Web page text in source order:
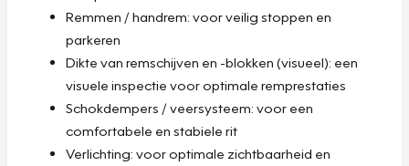
Remmen / handrem: voor veilig stoppen en
parkeren
Dikte van remschijven en -blokken (visueel): een
visuele inspectie voor optimale remprestaties
Schokdempers / veersysteem: voor een
comfortabele en stabiele rit
Verlichting: voor optimale zichtbaarheid en